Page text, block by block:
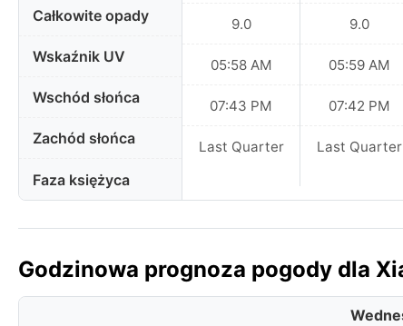
Całkowite opady
Wskaźnik UV
Wschód słońca
Zachód słońca
Faza księżyca
9.0
05:58 AM
07:43 PM
Last Quarter
9.0
05:59 AM
07:42 PM
Last Quarter
Godzinowa prognoza pogody dla